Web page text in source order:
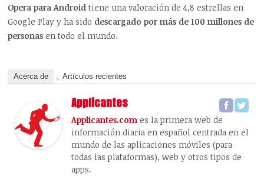
Opera para Androidtiene una valoración de 4,8 estrellas en
Google Play y ha sido descargado por más de 100 millones de
personas en todo el mundo.
Acerca de Artículos recientes
Applicantes
Applicantes.com es la primera web de
información diaria en español centrada en el
mundo de las aplicaciones móviles (para
todas las plataformas), web y otros tipos de
apps.